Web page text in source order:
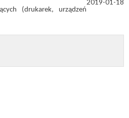
2019-01-18
(drukarek, urządzeń